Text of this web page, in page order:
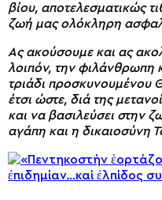
βίου, αποτελεσματικώς
ζωή μας ολόκληρη
Ας ακούσουμε και ας
λοιπόν, την φιλάνθρωπη
τριάδι προσκυνουμένου
έτσι ώστε, διά της
και να βασιλεύσει στην
αγάπη και η δικαιοσύνη